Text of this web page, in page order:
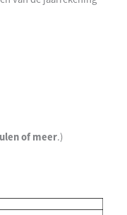
of meer.)